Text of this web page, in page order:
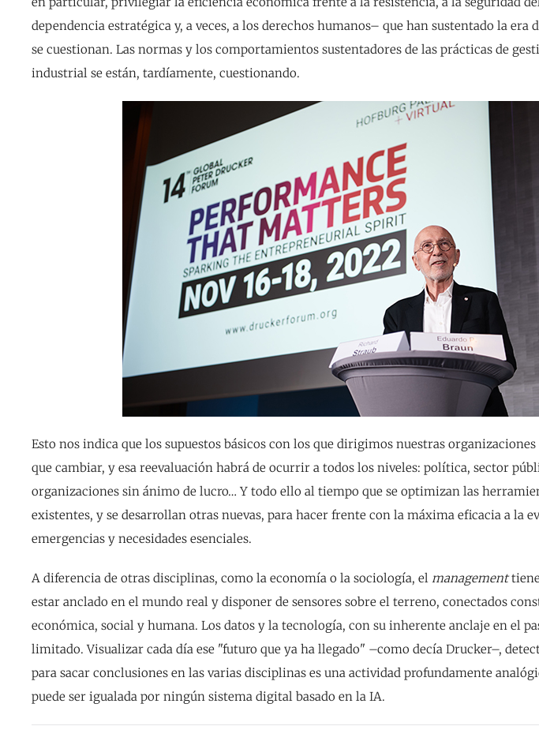
dependencia estratégica y, a veces, a los derechos humanos– que han sustentado la era
se cuestionan. Las normas y los comportamientos sustentadores de las prácticas de
industrial se están, tardíamente, cuestionando.
Esto nos indica que los supuestos básicos con los que dirigimos nuestras
que cambiar, y esa reevaluación habrá de ocurrir a todos los niveles: política, sector
organizaciones sin ánimo de lucro… Y todo ello al tiempo que se optimizan las
existentes, y se desarrollan otras nuevas, para hacer frente con la máxima eficacia a la
emergencias y necesidades esenciales.
A diferencia de otras disciplinas, como la economía o la sociología, el management
estar anclado en el mundo real y disponer de sensores sobre el terreno, conectados
económica, social y humana. Los datos y la tecnología, con su inherente anclaje en el
limitado. Visualizar cada día ese "futuro que ya ha llegado" –como decía Drucker–,
para sacar conclusiones en las varias disciplinas es una actividad profundamente
puede ser igualada por ningún sistema digital basado en la IA.